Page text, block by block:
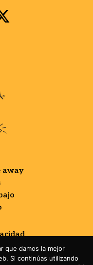
away
que damos la mejor
Si continúas utilizando